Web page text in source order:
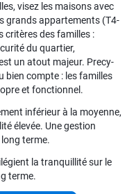
visez les maisons avec
grands appartements (T4-
critères des familles :
du quartier,
un atout majeur. Precy-
bien compte : les familles
et fonctionnel.
inférieur à la moyenne,
élevée. Une gestion
terme.
la tranquillité sur le
terme.